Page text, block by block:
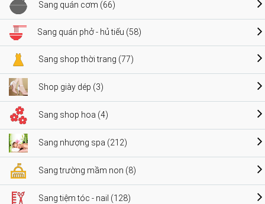
Sang quán cơm (66)
Sang quán phở - hủ tiếu (58)
Sang shop thời trang (77)
Shop giày dép (3)
Sang shop hoa (4)
Sang nhượng spa (212)
Sang trường mầm non (8)
Sang tiệm tóc - nail (128)